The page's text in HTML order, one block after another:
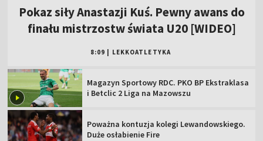
Pokaz siły Anastazji Kuś. Pewny awans do
finału mistrzostw świata U20 [WIDEO]
8:09 | LEKKOATLETYKA
Magazyn Sportowy RDC. PKO BP Ekstraklasa
i Betclic 2 Liga na Mazowszu
Poważna kontuzja kolegi Lewandowskiego.
Duże osłabienie Fire